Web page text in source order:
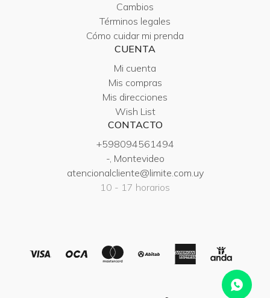
Cambios
Términos legales
Cómo cuidar mi prenda
CUENTA
Mi cuenta
Mis compras
Mis direcciones
Wish List
CONTACTO
+598094561494
-, Montevideo
atencionalcliente@limite.com.uy
10 - 17 horarios